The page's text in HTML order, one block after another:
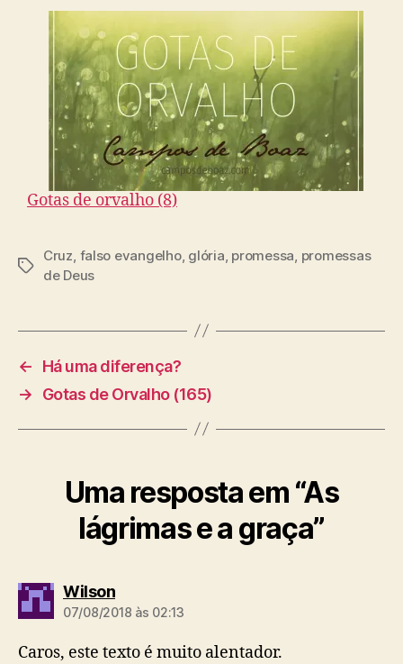
Gotas de orvalho (8)
T
Cruz, falso evangelho, glória, promessa, promessas
de Deus
←
Há uma diferença?
→
Gotas de Orvalho (165)
Uma resposta em “As
lágrimas e a graça”
Wilsond
i
07/08/2018 às 02:13
Caros, este texto é muito alentador.